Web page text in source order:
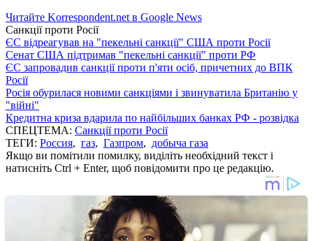
Читайте Korrespondent.net в Google News
Санкції проти Росії
ЄС відреагував на "пекельні санкції" США проти Росії
Сенат США підтримав "пекельні санкції" проти РФ
ЄС запровадив санкції проти п'яти осіб, причетних до ВПК
Росії
Росія обурилася новими санкціями і звинуватила Британію у
"війні"
Кредитна криза вдарила по найбільших банках РФ - розвідка
СПЕЦТЕМА: Санкції проти Росії
ТЕГИ: Россия, газ, Газпром, добыча газа
Якщо ви помітили помилку, виділіть необхідний текст і
натисніть Ctrl + Enter, щоб повідомити про це редакцію.